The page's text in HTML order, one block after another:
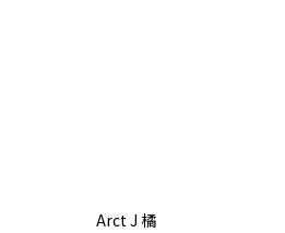
Arct J 橘